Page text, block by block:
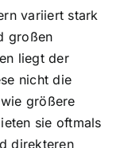
variiert stark
großen
liegt der
nicht die
größere
sie oftmals
direkteren